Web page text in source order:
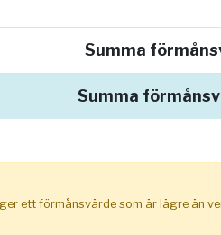
Summa
Summa
ett förmånsvärde som är lägre än